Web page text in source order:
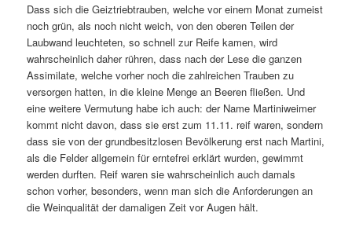
Dass sich die Geiztriebtrauben, welche vor einem Monat zumeist
noch grün, als noch nicht weich, von den oberen Teilen der
Laubwand leuchteten, so schnell zur Reife kamen, wird
wahrscheinlich daher rühren, dass nach der Lese die ganzen
Assimilate, welche vorher noch die zahlreichen Trauben zu
versorgen hatten, in die kleine Menge an Beeren fließen. Und
eine weitere Vermutung habe ich auch: der Name Martiniweimer
kommt nicht davon, dass sie erst zum 11.11. reif waren, sondern
dass sie von der grundbesitzlosen Bevölkerung erst nach Martini,
als die Felder allgemein für erntefrei erklärt wurden, gewimmt
werden durften. Reif waren sie wahrscheinlich auch damals
schon vorher, besonders, wenn man sich die Anforderungen an
die Weinqualität der damaligen Zeit vor Augen hält.